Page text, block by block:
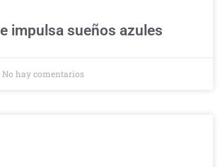
impulsa sueños azules
No hay comentarios